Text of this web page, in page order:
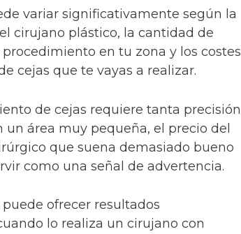
variar significativamente según la
cirujano plástico, la cantidad de
en tu zona y los costes
cejas que te vayas a realizar.
de cejas requiere tanta precisión
área muy pequeña, el precio del
que suena demasiado bueno
como una señal de advertencia.
ofrecer resultados
lo realiza un cirujano con